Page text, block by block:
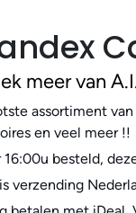
meer van
assortiment
en veel meer !!
16:00u besteld,
verzending